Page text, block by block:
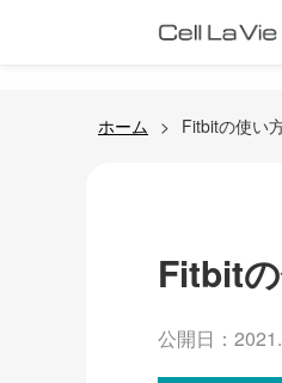
ホーム Fitbitの使い
Fitbit
公開日：